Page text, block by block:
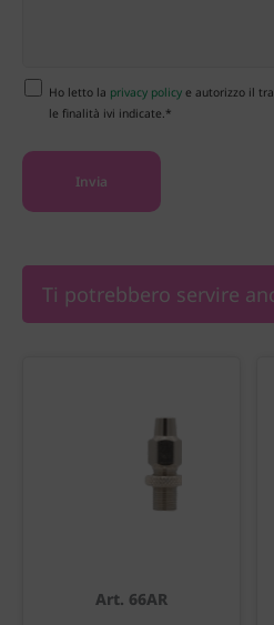
Ho letto la privacy policye autorizzo il
le finalità ivi indicate.*
Ti potrebbero servire
Art. 66AR